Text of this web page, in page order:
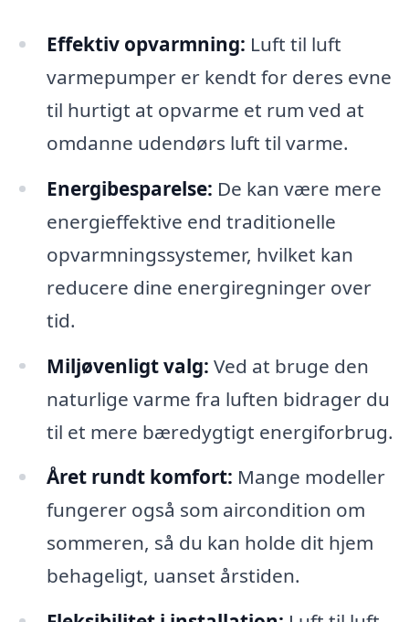
Effektiv opvarmning: Luft til luft
varmepumper er kendt for deres evne
til hurtigt at opvarme et rum ved at
omdanne udendørs luft til varme.
Energibesparelse: De kan være mere
energieffektive end traditionelle
opvarmningssystemer, hvilket kan
reducere dine energiregninger over
tid.
Miljøvenligt valg: Ved at bruge den
naturlige varme fra luften bidrager du
til et mere bæredygtigt energiforbrug.
Året rundt komfort: Mange modeller
fungerer også som aircondition om
sommeren, så du kan holde dit hjem
behageligt, uanset årstiden.